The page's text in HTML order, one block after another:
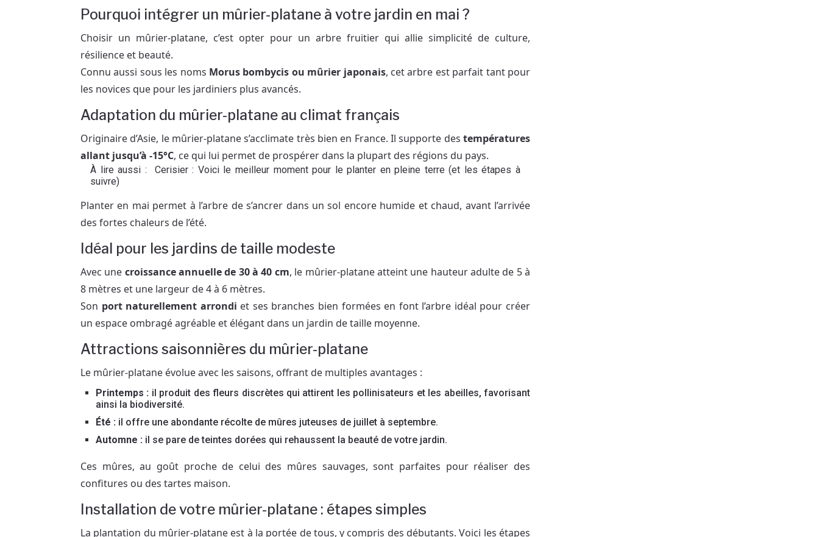
Pourquoi intégrer un mûrier-platane à votre jardin en mai ?
Choisir un mûrier-platane, c’est opter pour un arbre fruitier qui allie simplicité de culture,
résilience et beauté.
Connu aussi sous les noms Morus bombycis ou mûrier japonais, cet arbre est parfait tant pour
les novices que pour les jardiniers plus avancés.
Adaptation du mûrier-platane au climat français
Originaire d’Asie, le mûrier-platane s’acclimate très bien en France. Il supporte des températures
allant jusqu’à -15°C, ce qui lui permet de prospérer dans la plupart des régions du pays.
À lire aussi :
Cerisier : Voici le meilleur moment pour le planter en pleine terre (et les étapes à
suivre)
Planter en mai permet à l’arbre de s’ancrer dans un sol encore humide et chaud, avant l’arrivée
des fortes chaleurs de l’été.
Idéal pour les jardins de taille modeste
Avec une croissance annuelle de 30 à 40 cm, le mûrier-platane atteint une hauteur adulte de 5 à
8 mètres et une largeur de 4 à 6 mètres.
Son port naturellement arrondi et ses branches bien formées en font l’arbre idéal pour créer
un espace ombragé agréable et élégant dans un jardin de taille moyenne.
Attractions saisonnières du mûrier-platane
Le mûrier-platane évolue avec les saisons, offrant de multiples avantages :
Printemps : il produit des fleurs discrètes qui attirent les pollinisateurs et les abeilles, favorisant
ainsi la biodiversité.
Été : il offre une abondante récolte de mûres juteuses de juillet à septembre.
Automne : il se pare de teintes dorées qui rehaussent la beauté de votre jardin.
Ces mûres, au goût proche de celui des mûres sauvages, sont parfaites pour réaliser des
confitures ou des tartes maison.
Installation de votre mûrier-platane : étapes simples
La plantation du mûrier-platane est à la portée de tous, y compris des débutants. Voici les étapes